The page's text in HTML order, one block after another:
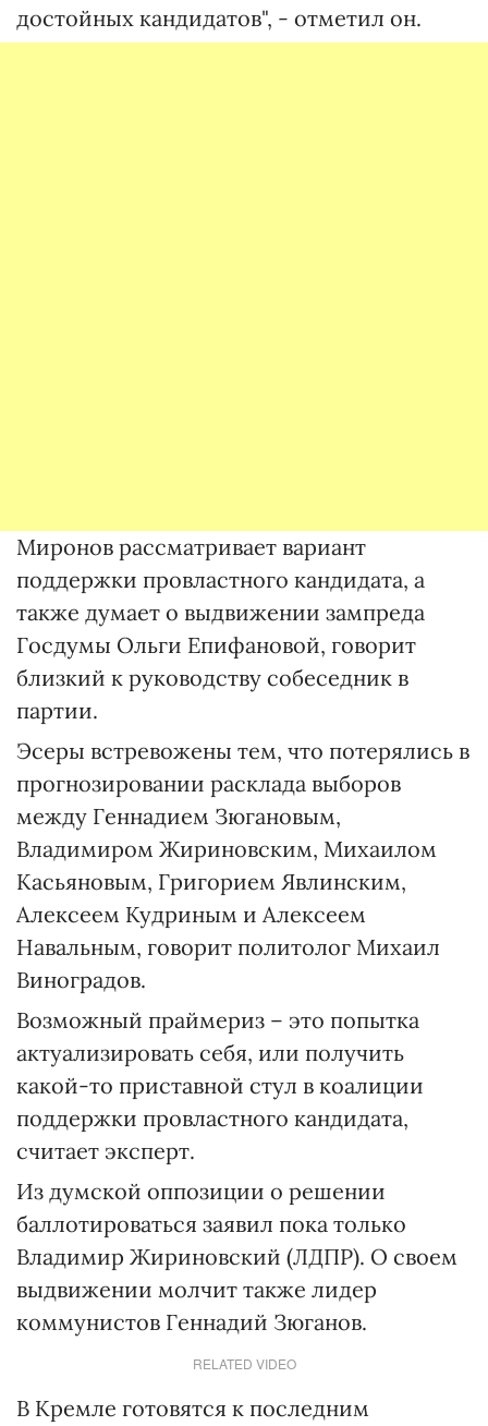
достойных кандидатов", - отметил он.
Миронов рассматривает вариант
поддержки провластного кандидата, а
также думает о выдвижении зампреда
Госдумы Ольги Епифановой, говорит
близкий к руководству собеседник в
партии.
Эсеры встревожены тем, что потерялись в
прогнозировании расклада выборов
между Геннадием Зюгановым,
Владимиром Жириновским, Михаилом
Касьяновым, Григорием Явлинским,
Алексеем Кудриным и Алексеем
Навальным, говорит политолог Михаил
Виноградов.
Возможный праймериз – это попытка
актуализировать себя, или получить
какой-то приставной стул в коалиции
поддержки провластного кандидата,
считает эксперт.
Из думской оппозиции о решении
баллотироваться заявил пока только
Владимир Жириновский (ЛДПР). О своем
выдвижении молчит также лидер
коммунистов Геннадий Зюганов.
RELATED VIDEO
В Кремле готовятся к последним